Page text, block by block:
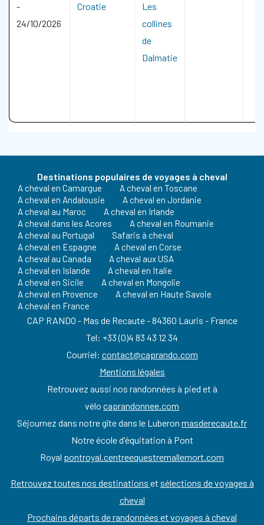
-
24/10/2026
Croatie
Les
collines
de
Dalmatie
Destinations populaires de voyages à cheval
A cheval en Camargue
A cheval en Toscane
A cheval en Andalousie
A cheval en Jordanie
A cheval au Maroc
A cheval en Irlande
A cheval dans les Acores
A cheval en Roumanie
A cheval au Portugal
Safaris à cheval
A cheval en Espagne
A cheval en Corse
A cheval au Canada
A cheval aux USA
A cheval en Islande
A cheval en Italie
A cheval en Sicile
A cheval en Mongolie
A cheval en Provence
A cheval en Haute Savoie
A cheval en France
CAP RANDO - Mas de Recaute - 84360 Lauris - France
Tel: +33 (0)4 83 43 12 34
Courriel: contact@caprando.com
Mentions légales
Retrouvez aussi nos randonnées à pied et à
vélo caprandonnee.com
Séjournez dans notre gîte dans le Luberon masderecaute.fr
Notre école d'équitation à Pont
Royal pontroyal.centreequestremallemort.com
Retrouvez toutes nos destinations et sélections de voyages à
cheval
Prochains départs de randonnées et voyages à cheval